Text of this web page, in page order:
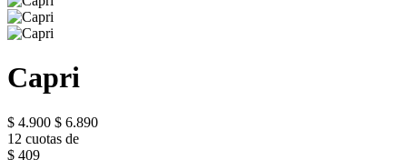
Capri
$ 4.900 $ 6.890
12 cuotas de
$ 409